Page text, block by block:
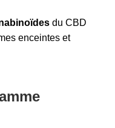
du CBD
enceintes et